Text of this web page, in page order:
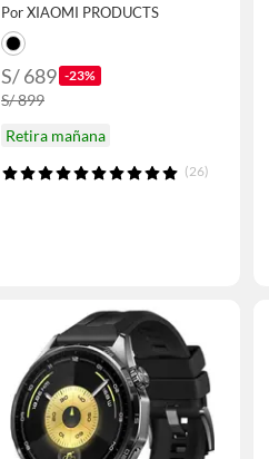
Por XIAOMI PRODUCTS
S/ 689 -23%
S/ 899
Retira mañana
(26)